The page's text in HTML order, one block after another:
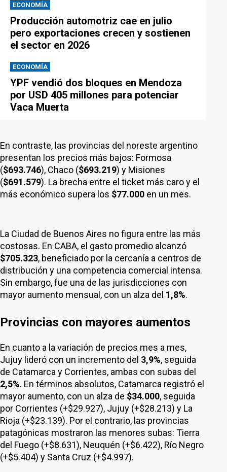
ECONOMÍA
Producción automotriz cae en julio
pero exportaciones crecen y sostienen
el sector en 2026
ECONOMÍA
YPF vendió dos bloques en Mendoza
por USD 405 millones para potenciar
Vaca Muerta
En contraste, las provincias del noreste argentino
presentan los precios más bajos: Formosa
($693.746), Chaco ($693.219) y Misiones
($691.579). La brecha entre el ticket más caro y el
más económico supera los $77.000 en un mes.
La Ciudad de Buenos Aires no figura entre las más
costosas. En CABA, el gasto promedio alcanzó
$705.323, beneficiado por la cercanía a centros de
distribución y una competencia comercial intensa.
Sin embargo, fue una de las jurisdicciones con
mayor aumento mensual, con un alza del 1,8%.
Provincias con mayores aumentos
En cuanto a la variación de precios mes a mes,
Jujuy lideró con un incremento del 3,9%, seguida
de Catamarca y Corrientes, ambas con subas del
2,5%. En términos absolutos, Catamarca registró el
mayor aumento, con un alza de $34.000, seguida
por Corrientes (+$29.927), Jujuy (+$28.213) y La
Rioja (+$23.139). Por el contrario, las provincias
patagónicas mostraron las menores subas: Tierra
del Fuego (+$8.631), Neuquén (+$6.422), Río Negro
(+$5.404) y Santa Cruz (+$4.997).